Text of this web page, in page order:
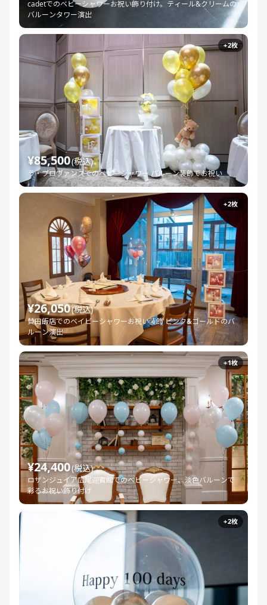
cadetでのベビーシャワーお祝い飾り付け。ティール&クリームの
バルーンタワー演出
+2枚
¥85,500(税込)
ラ・プロヴァンスでのベビーシャワー バルーン装飾でお祝い
+2枚
¥26,050(税込)
賛田飯店でのベイビーシャワーお祝い装飾 ピンク&ゴールドのバ
ルーン演出
+1枚
¥24,400(税込)
ロザンジュイア広尾迎賓館でのベビーシャワー、淡色バルーンで
彩るお祝い飾り付け
+2枚